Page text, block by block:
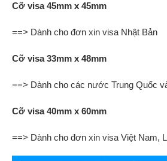
Cỡ visa 45mm x 45mm
==> Dành cho đơn xin visa Nhật Bản
Cỡ visa 33mm x 48mm
==> Dành cho các nước Trung Quốc
Cỡ visa 40mm x 60mm
==> Dành cho đơn xin visa Việt Nam,